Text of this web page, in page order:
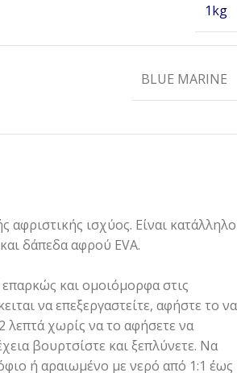
1kg
BLUE MARINE
αφριστικής ισχύος. Είναι κατάλληλο
δάπεδα αφρού EVA.
και ομοιόμορφα στις
να επεξεργαστείτε, αφήστε το να
λεπτά χωρίς να το αφήσετε να
βουρτσίστε και ξεπλύνετε. Να
ή αραιωμένο με νερό από 1:1 έως